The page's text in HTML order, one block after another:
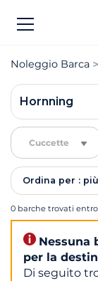
Noleggio Barca
Hornning
Cuccette
Ordina per :
0 barche trovati
Nessuna
per la
Di seguito